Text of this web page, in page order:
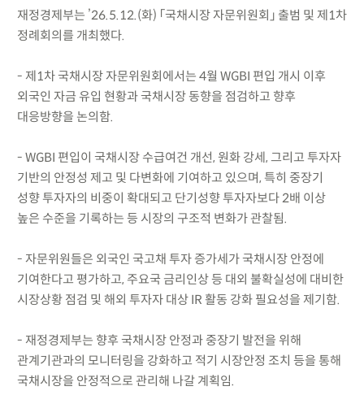
재정경제부는 ’26.5.12.(화) 「국채시장 자문위원회」 출범 및 제1차
정례회의를 개최했다.
- 제1차 국채시장 자문위원회에서는 4월 WGBI 편입 개시 이후
외국인 자금 유입 현황과 국채시장 동향을 점검하고 향후
대응방향을 논의함.
- WGBI 편입이 국채시장 수급여건 개선, 원화 강세, 그리고 투자자
기반의 안정성 제고 및 다변화에 기여하고 있으며, 특히 중장기
성향 투자자의 비중이 확대되고 단기성향 투자자보다 2배 이상
높은 수준을 기록하는 등 시장의 구조적 변화가 관찰됨.
- 자문위원들은 외국인 국고채 투자 증가세가 국채시장 안정에
기여한다고 평가하고, 주요국 금리인상 등 대외 불확실성에 대비한
시장상황 점검 및 해외 투자자 대상 IR 활동 강화 필요성을 제기함.
- 재정경제부는 향후 국채시장 안정과 중장기 발전을 위해
관계기관과의 모니터링을 강화하고 적기 시장안정 조치 등을 통해
국채시장을 안정적으로 관리해 나갈 계획임.